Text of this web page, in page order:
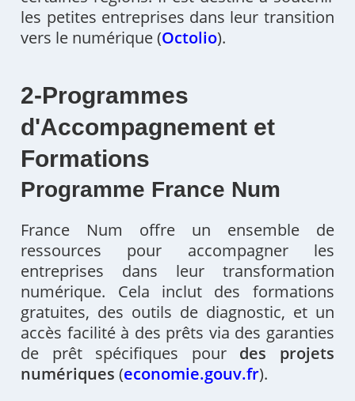
les petites entreprises dans leur transition
vers le numérique​(Octolio)​.
2-Programmes
d'Accompagnement et
Formations
Programme France Num
France Num offre un ensemble de
ressources pour accompagner les
entreprises dans leur transformation
numérique. Cela inclut des formations
gratuites, des outils de diagnostic, et un
accès facilité à des prêts via des garanties
de prêt spécifiques pour des projets
numériques (economie.gouv.fr)​.